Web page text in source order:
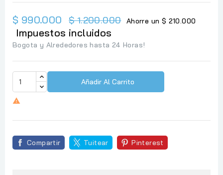
$ 990.000 $ 1.200.000 Ahorre un $ 210.000
Impuestos incluidos
Bogota y Alrededores hasta 24 Horas!
Añadir Al Carrito

Compartir Tuitear Pinterest